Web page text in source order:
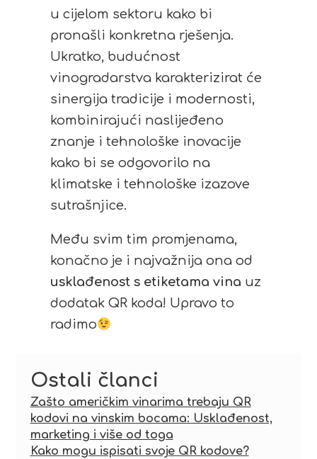
u cijelom sektoru kako bi
pronašli konkretna rješenja.
Ukratko, budućnost
vinogradarstva karakterizirat će
sinergija tradicije i modernosti,
kombinirajući naslijeđeno
znanje i tehnološke inovacije
kako bi se odgovorilo na
klimatske i tehnološke izazove
sutrašnjice.
Među svim tim promjenama,
konačno je i najvažnija ona od
usklađenost s etiketama vina uz
dodatak QR koda! Upravo to
radimo
Ostali članci
Zašto američkim vinarima trebaju QR
kodovi na vinskim bocama: Usklađenost,
marketing i više od toga
Kako mogu ispisati svoje QR kodove?